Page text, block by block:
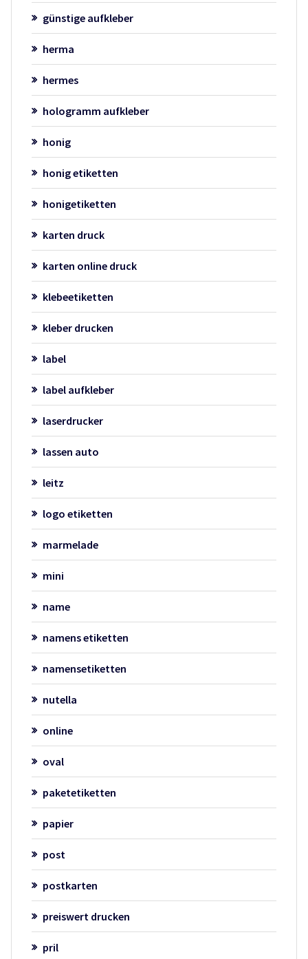
günstige aufkleber
herma
hermes
hologramm aufkleber
honig
honig etiketten
honigetiketten
karten druck
karten online druck
klebeetiketten
kleber drucken
label
label aufkleber
laserdrucker
lassen auto
leitz
logo etiketten
marmelade
mini
name
namens etiketten
namensetiketten
nutella
online
oval
paketetiketten
papier
post
postkarten
preiswert drucken
pril